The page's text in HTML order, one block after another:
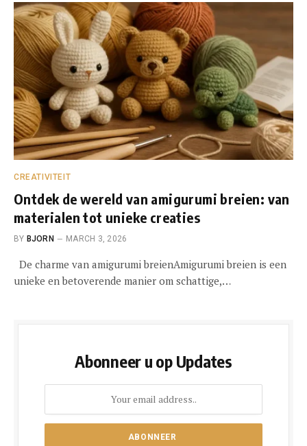
CREATIVITEIT
Ontdek de wereld van amigurumi breien: van
materialen tot unieke creaties
BY BJORN MARCH 3, 2026
De charme van amigurumi breienAmigurumi breien is een
unieke en betoverende manier om schattige,…
Abonneer u op Updates